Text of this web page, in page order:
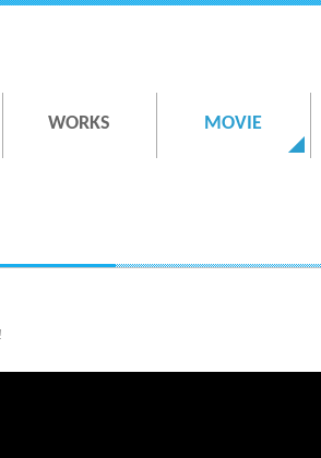
WORKS MOVIE